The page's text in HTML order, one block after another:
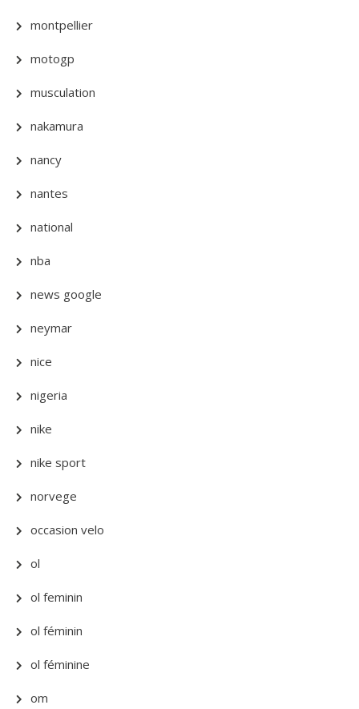
montpellier
motogp
musculation
nakamura
nancy
nantes
national
nba
news google
neymar
nice
nigeria
nike
nike sport
norvege
occasion velo
ol
ol feminin
ol féminin
ol féminine
om